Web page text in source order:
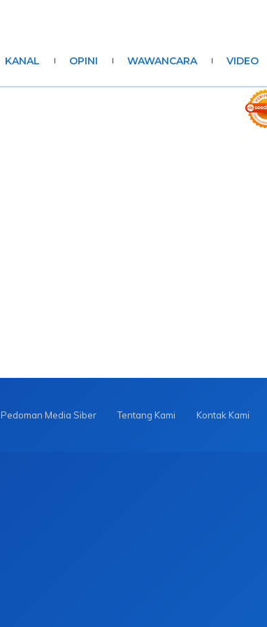
KANAL OPINI WAWANCARA VIDEO
Pedoman Media Siber Tentang Kami Kontak Kami